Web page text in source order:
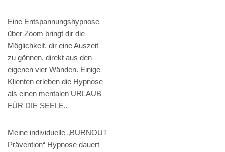
Eine Entspannungshypnose
über Zoom bringt dir die
Möglichkeit, dir eine Auszeit
zu gönnen, direkt aus den
eigenen vier Wänden. Einige
Klienten erleben die Hypnose
als einen mentalen URLAUB
FÜR DIE SEELE..
Meine individuelle „BURNOUT
Prävention“ Hypnose dauert